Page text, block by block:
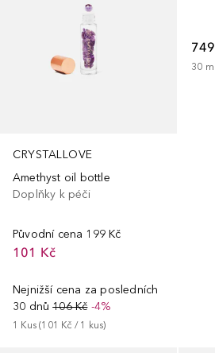
CRYSTALLOVE
Amethyst oil bottle
Doplňky k péči
Původní cena 199 Kč
101 Kč
Nejnižší cena za posledních
30 dnů 106 Kč-4%
1 Kus (101 Kč / 1 kus)
30 ml